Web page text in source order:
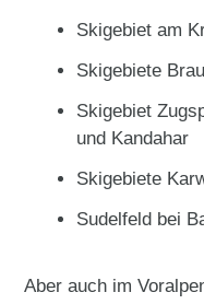
Skigebiet am
Skigebiete
Skigebiet
und Kandahar
Skigebiete
Sudelfeld bei
Aber auch im